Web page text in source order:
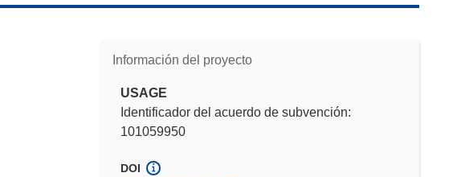
Información del proyecto
USAGE
Identificador del acuerdo de subvención:
101059950
DOI